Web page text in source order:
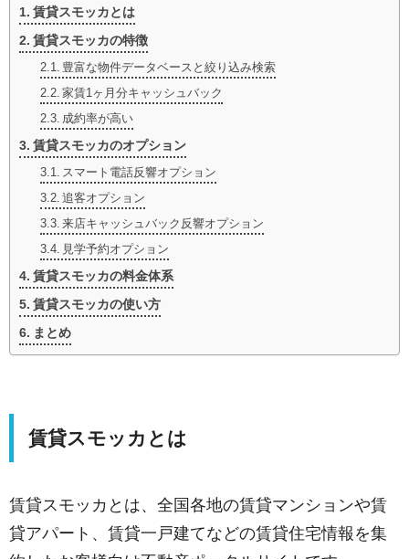
賃貸スモッカとは
賃貸スモッカの特徴
豊富な物件データベースと絞り込み検索
家賃1ヶ月分キャッシュバック
成約率が高い
賃貸スモッカのオプション
スマート電話反響オプション
追客オプション
来店キャッシュバック反響オプション
見学予約オプション
賃貸スモッカの料金体系
賃貸スモッカの使い方
まとめ
賃貸スモッカとは
賃貸スモッカとは、全国各地の賃貸マンションや賃
貸アパート、賃貸一戸建てなどの賃貸住宅情報を集